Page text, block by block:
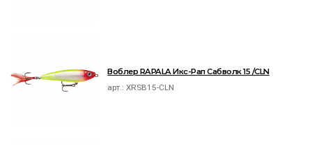
Воблер RAPALA Икс-Рап Сабволк 15 /CLN
арт.:XRSB15-CLN